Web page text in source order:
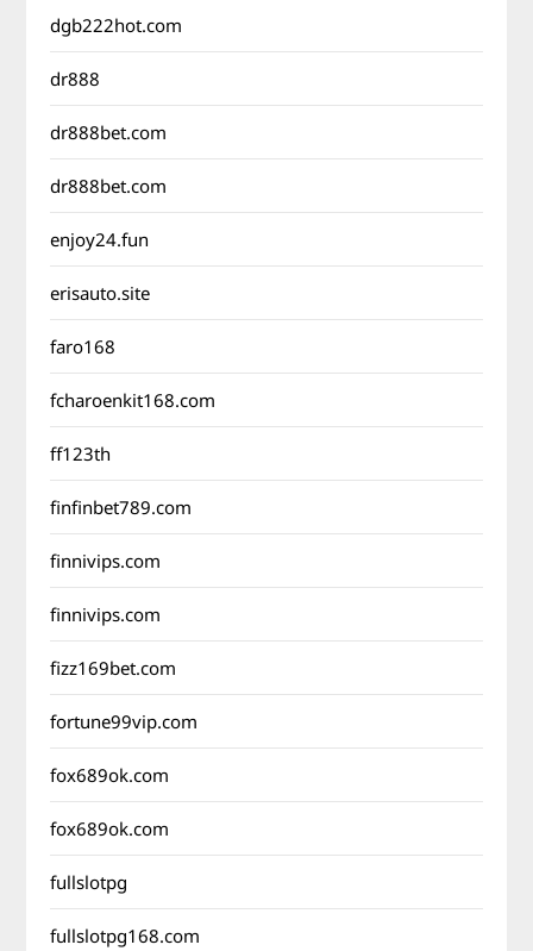
dgb222hot.com
dr888
dr888bet.com
dr888bet.com
enjoy24.fun
erisauto.site
faro168
fcharoenkit168.com
ff123th
finfinbet789.com
finnivips.com
finnivips.com
fizz169bet.com
fortune99vip.com
fox689ok.com
fox689ok.com
fullslotpg
fullslotpg168.com